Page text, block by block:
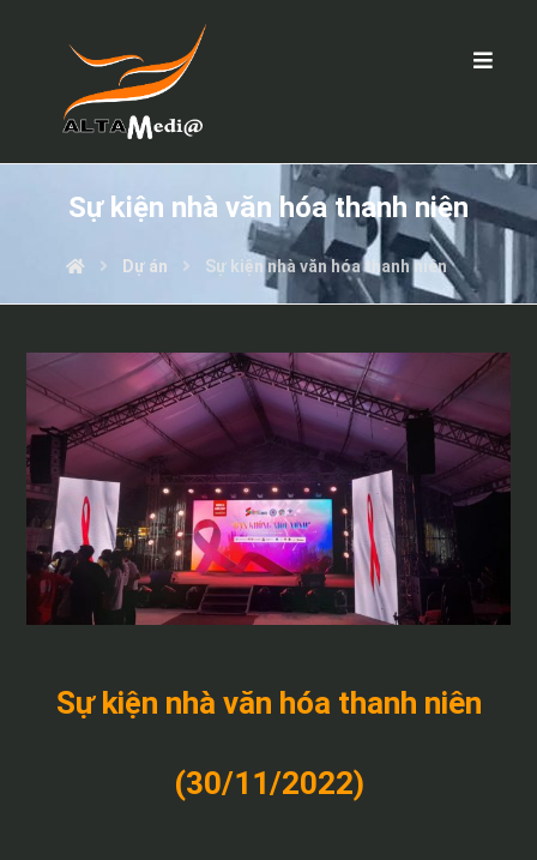
Sự kiện nhà văn hóa thanh niên
Dự án Sự kiện nhà văn hóa thanh niên
Sự kiện nhà văn hóa thanh niên
(30/11/2022)